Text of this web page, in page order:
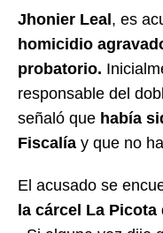
Jhonier Leal , es
homicidio
probatorio.
responsable del
señaló que había
Fiscalía y que no
El acusado se
la cárcel La